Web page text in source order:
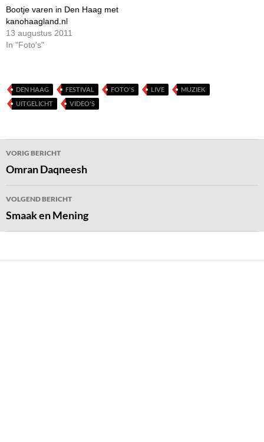
Bootje varen in Den Haag met
kanohaagland.nl
13 augustus 2011
In "Foto's"
DEN HAAG FESTIVAL FOTO'S LIVE
MUZIEK
UITGELICHT
VIDEO'S
Bericht
navigatie
VORIG BERICHT
Omran Daqneesh
VOLGEND BERICHT
Smaak en Mening